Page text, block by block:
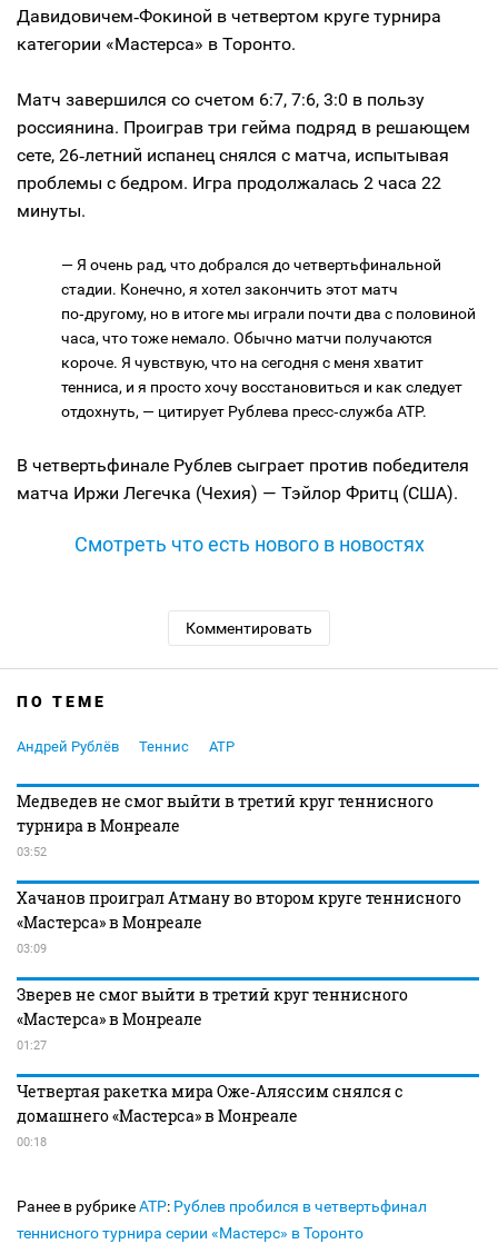
Давидовичем‑Фокиной в четвертом круге турнира
категории «Мастерса» в Торонто.
Матч завершился со счетом 6:7, 7:6, 3:0 в пользу
россиянина. Проиграв три гейма подряд в решающем
сете, 26‑летний испанец снялся с матча, испытывая
проблемы с бедром. Игра продолжалась 2 часа 22
минуты.
— Я очень рад, что добрался до четвертьфинальной
стадии. Конечно, я хотел закончить этот матч
по‑другому, но в итоге мы играли почти два с половиной
часа, что тоже немало. Обычно матчи получаются
короче. Я чувствую, что на сегодня с меня хватит
тенниса, и я просто хочу восстановиться и как следует
отдохнуть, — цитирует Рублева пресс‑служба АТР.
В четвертьфинале Рублев сыграет против победителя
матча Иржи Легечка (Чехия) — Тэйлор Фритц (США).
Смотреть что есть нового в новостях
Комментировать
ПО ТЕМЕ
Андрей Рублёв Теннис ATP
Медведев не смог выйти в третий круг теннисного
турнира в Монреале
03:52
Хачанов проиграл Атману во втором круге теннисного
«Мастерса» в Монреале
03:09
Зверев не смог выйти в третий круг теннисного
«Мастерса» в Монреале
01:27
Четвертая ракетка мира Оже‑Аляссим снялся с
домашнего «Мастерса» в Монреале
00:18
Ранее в рубрикеATP: Рублев пробился в четвертьфинал
теннисного турнира серии «Мастерс» в Торонто